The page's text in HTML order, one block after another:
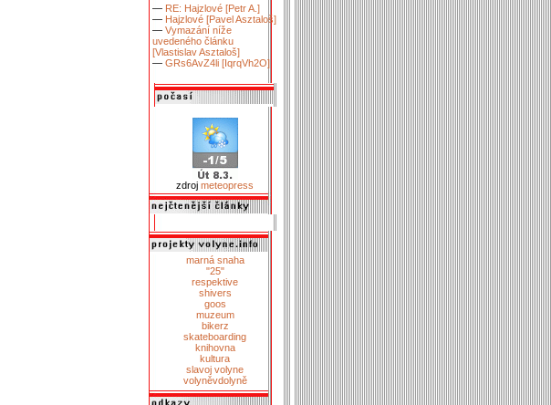
— RE: Hajzlové [Petr A.]
— Hajzlové [Pavel Asztaloš]
— Vymazání níže
uvedeného článku
[Vlastislav Asztaloš]
— GRs6AvZ4li [IqrqVh2O]
zdroj meteopress
marná snaha
"25"
respektive
shivers
goos
muzeum
bikerz
skateboarding
knihovna
kultura
slavoj volyne
volyněvdolyně